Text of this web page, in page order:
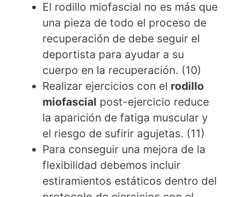
El rodillo miofascial no es más que
una pieza de todo el proceso de
recuperación de debe seguir el
deportista para ayudar a su
cuerpo en la recuperación. (10)
Realizar ejercicios con el rodillo
miofascial post-ejercicio reduce
la aparición de fatiga muscular y
el riesgo de sufirir agujetas. (11)
Para conseguir una mejora de la
flexibilidad debemos incluir
estiramientos estáticos dentro del